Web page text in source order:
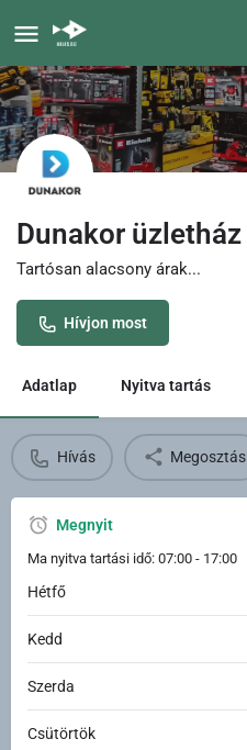
Dunakor üzletház
Tartósan alacsony árak...
Hívjon most
Adatlap Nyitva tartás
Hívás Megosztás
Megnyit
Ma nyitva tartási idő: 07:00 - 17:00
Hétfő
Kedd
Szerda
Csütörtök